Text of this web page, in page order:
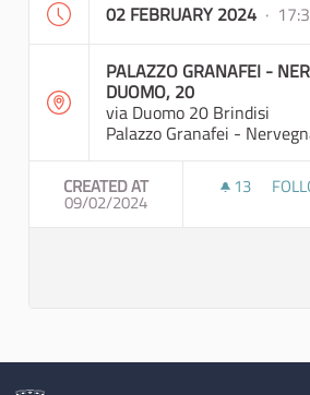
02 FEBRUARY 2024 ·
PALAZZO GRANAFEI -
DUOMO, 20
via Duomo 20 Brindisi
Palazzo Granafei -
CREATED AT
09/02/2024
13 13